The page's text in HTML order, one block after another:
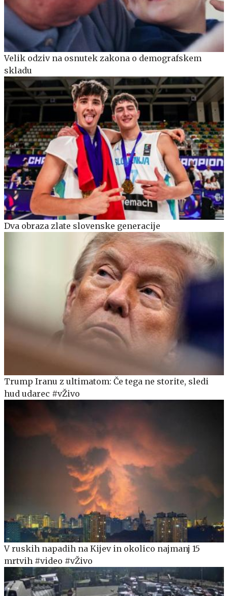
Velik odziv na osnutek zakona o demografskem
skladu
Dva obraza zlate slovenske generacije
Trump Iranu z ultimatom: Če tega ne storite, sledi
hud udarec #vŽivo
V ruskih napadih na Kijev in okolico najmanj 15
mrtvih #video #vŽivo